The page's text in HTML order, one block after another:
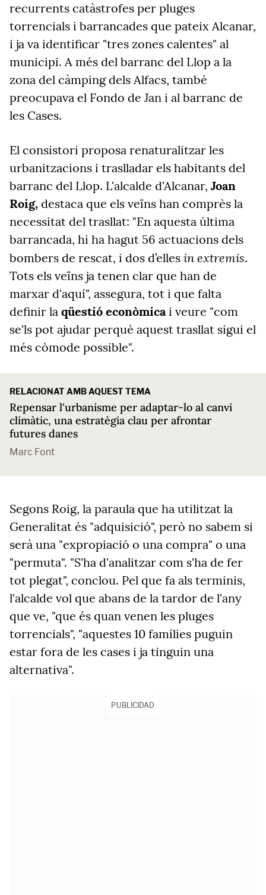
recurrents catàstrofes per pluges
torrencials i barrancades que pateix Alcanar,
i ja va identificar "tres zones calentes" al
municipi. A més del barranc del Llop a la
zona del càmping dels Alfacs, també
preocupava el Fondo de Jan i al barranc de
les Cases.
El consistori proposa renaturalitzar les
urbanitzacions i traslladar els habitants del
barranc del Llop. L'alcalde d'Alcanar, Joan
Roig, destaca que els veïns han comprès la
necessitat del trasllat: "En aquesta última
barrancada, hi ha hagut 56 actuacions dels
bombers de rescat, i dos d’elles in extremis.
Tots els veïns ja tenen clar que han de
marxar d'aquí", assegura, tot i que falta
definir la qüestió econòmicai veure "com
se'ls pot ajudar perquè aquest trasllat sigui el
més còmode possible".
RELACIONAT AMB AQUEST TEMA
Repensar l'urbanisme per adaptar-lo al canvi
climàtic, una estratègia clau per afrontar
futures danes
Marc Font
Segons Roig, la paraula que ha utilitzat la
Generalitat és "adquisició", però no sabem si
serà una "expropiació o una compra" o una
"permuta". "S'ha d'analitzar com s'ha de fer
tot plegat", conclou. Pel que fa als terminis,
l'alcalde vol que abans de la tardor de l'any
que ve, "que és quan venen les pluges
torrencials", "aquestes 10 famílies puguin
estar fora de les cases i ja tinguin una
alternativa".
PUBLICIDAD